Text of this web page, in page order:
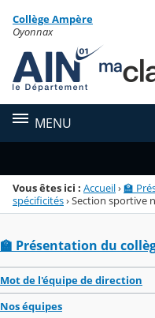
Menu de la rubrique
Contenu
Collège Ampère
Oyonnax
MENU
Vous êtes ici : Accueil›🏫
spécificités›Section sportive
🏫 Présentation du
Mot de l'équipe de direction
Nos équipes